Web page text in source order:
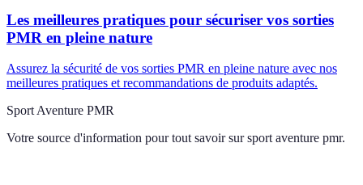
Les meilleures pratiques pour sécuriser vos sorties
PMR en pleine nature
Assurez la sécurité de vos sorties PMR en pleine nature avec nos
meilleures pratiques et recommandations de produits adaptés.
Sport Aventure PMR
Votre source d'information pour tout savoir sur sport aventure pmr.